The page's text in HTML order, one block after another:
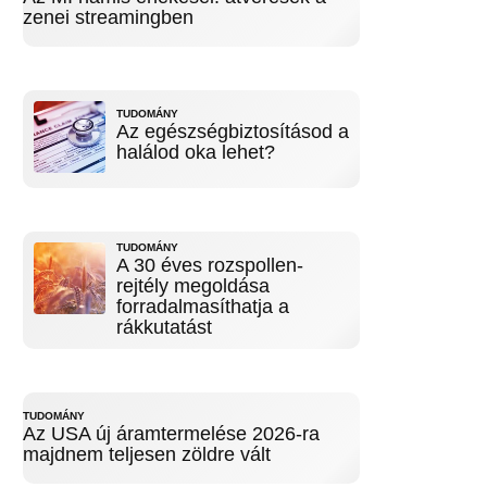
zenei streamingben
TUDOMÁNY
Az egészségbiztosításod a
halálod oka lehet?
TUDOMÁNY
A 30 éves rozspollen-
rejtély megoldása
forradalmasíthatja a
rákkutatást
TUDOMÁNY
Az USA új áramtermelése 2026-ra
majdnem teljesen zöldre vált